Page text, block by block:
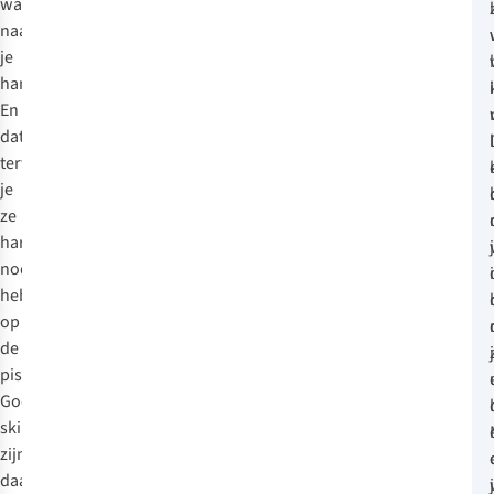
naar
je
handen.
En
dat
terwijl
je
ze
hard
nodig
hebt
op
de
piste!
Goede
skihandschoenen
zijn
daarom